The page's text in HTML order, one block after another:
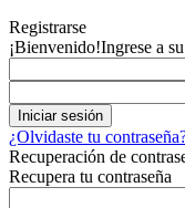
Registrarse
¡Bienvenido!Ingrese a
¿Olvidaste tu
Recuperación de
Recupera tu contraseña